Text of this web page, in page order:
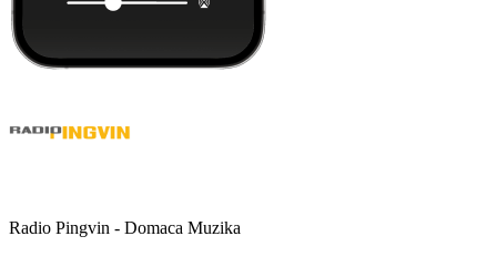
Radio Pingvin - Domaca Muzika